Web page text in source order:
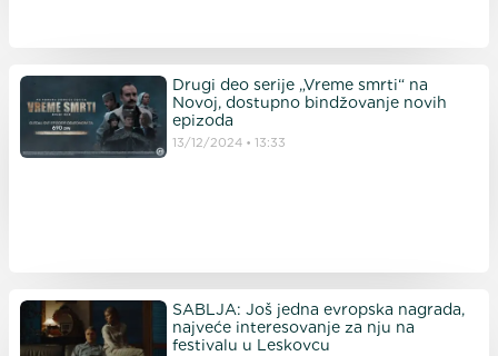
Drugi deo serije „Vreme smrti“ na
Novoj, dostupno bindžovanje novih
epizoda
13/12/2024 13:33
SABLJA: Još jedna evropska nagrada,
najveće interesovanje za nju na
festivalu u Leskovcu